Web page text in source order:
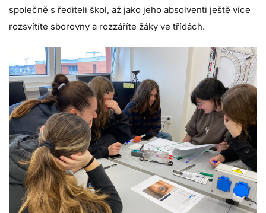
společně s řediteli škol, až jako jeho absolventi ještě více
rozsvítíte sborovny a rozzáříte žáky ve třídách.